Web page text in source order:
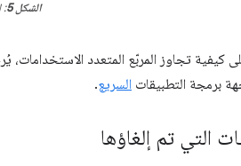
الشكل 5 :
كيفية تجاوز المربّع المتعدد الاستخدامات،
برمجة التطبيقات السريع.
التي تم إلغاؤها